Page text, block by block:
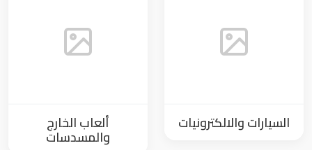
السيارات والالكترونيات ألعاب الخارج
والمسدسات